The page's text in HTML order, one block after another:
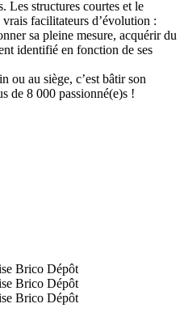
Les structures courtes et le
facilitateurs d’évolution :
sa pleine mesure, acquérir du
identifié en fonction de ses
ou au siège, c’est bâtir son
de 8 000 passionné(e)s !